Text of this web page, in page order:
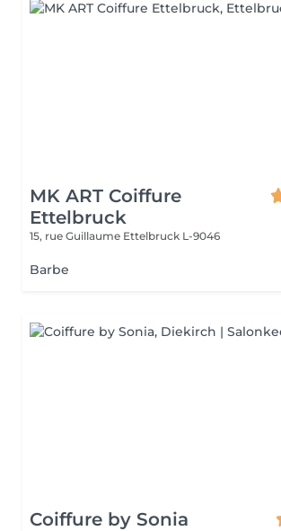
MK ART Coiffure
Ettelbruck
15, rue Guillaume Ettelbruck L-9046
Barbe
Coiffure by Sonia